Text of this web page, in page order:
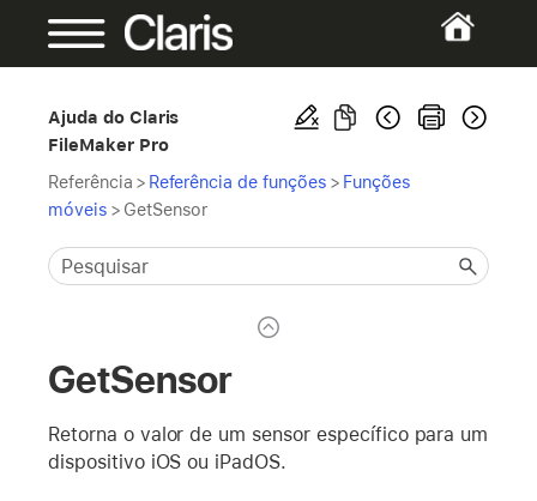
Ajuda do Claris
FileMaker Pro
Referência > Referência de funções > Funções
móveis > GetSensor
GetSensor
Retorna o valor de um sensor específico para um
dispositivo iOS ou iPadOS.